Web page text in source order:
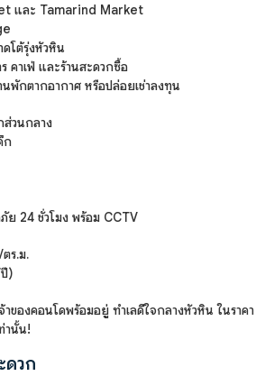
และ Tamarind Market
โต้รุ่งหัวหิน
คาเฟ่ และร้านสะดวกซื้อ
พักตากอากาศ หรือปล่อยเช่าลงทุน
ส่วนกลาง
ก
ย 24 ชั่วโมง พร้อม CCTV
ร.ม.
)
าของคอนโดพร้อมอยู่ ทำเลดีใจกลางหัวหิน ในราคา
านั้น!
ดวก